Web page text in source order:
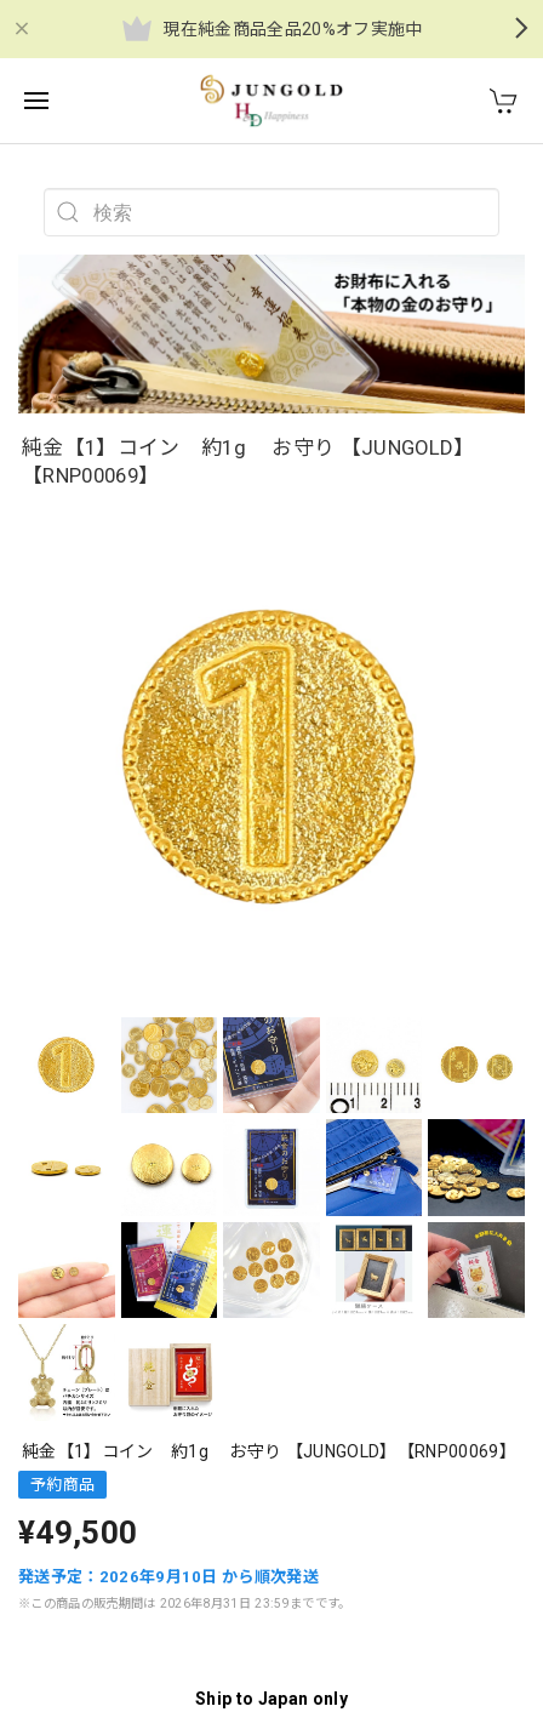
現在純金商品全品20%オフ実施中
純金【1】コイン 約1g お守り 【JUNGOLD】
【RNP00069】
純金【1】コイン 約1g お守り 【JUNGOLD】【RNP00069】
予約商品
¥49,500
発送予定：2026年9月10日 から順次発送
※この商品の販売期間は 2026年8月31日 23:59までです。
Ship to Japan only